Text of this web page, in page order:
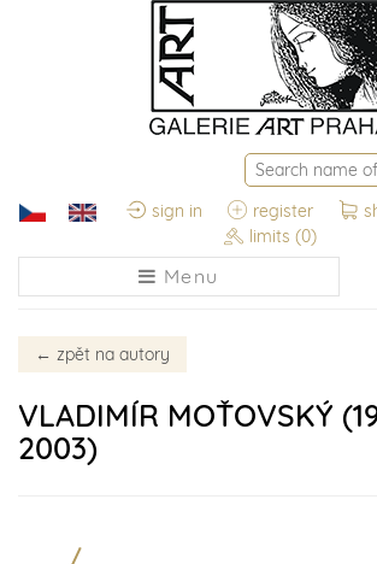
sign in register
limits (0)
Menu
← zpět na autory
VLADIMÍR MOŤOVSKÝ
2003)